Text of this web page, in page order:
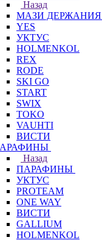
Назад
МАЗИ ДЕРЖАНИЯ
YES
УКТУС
HOLMENKOL
REX
RODE
SKI GO
START
SWIX
TOKO
VAUHTI
ВИСТИ
Назад
ПАРАФИНЫ
УКТУС
PROTEAM
ONE WAY
ВИСТИ
GALLIUM
HOLMENKOL